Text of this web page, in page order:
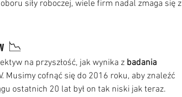
siły roboczej, wiele firm nadal zmaga się z
📉
na przyszłość, jak wynika z badania
Musimy cofnąć się do 2016 roku, aby znaleźć
ostatnich 20 lat był on tak niski jak teraz.